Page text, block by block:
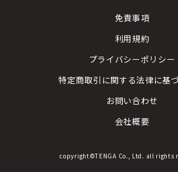
免責事項
利用規約
プライバシーポリシー
特定商取引に関する法律に基
お問い合わせ
会社概要
copyright©TENGA Co., Ltd. all rights